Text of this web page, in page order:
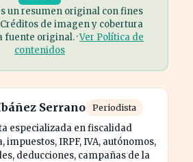
un resumen original con fines
de imagen y cobertura
fuente original. ·Ver Política de
contenidos
Serrano Periodista
especializada en fiscalidad
impuestos, IRPF, IVA, autónomos,
deducciones, campañas de la